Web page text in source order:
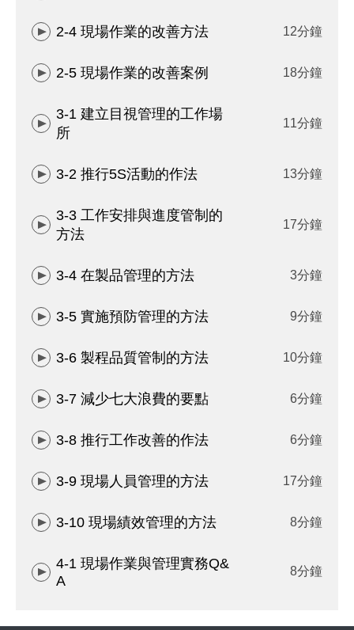
2-4 現場作業的改善方法 12分鐘
2-5 現場作業的改善案例 18分鐘
3-1 建立目視管理的工作場
所
11分鐘
3-2 推行5S活動的作法 13分鐘
3-3 工作安排與進度管制的
方法
17分鐘
3-4 在製品管理的方法 3分鐘
3-5 實施預防管理的方法 9分鐘
3-6 製程品質管制的方法 10分鐘
3-7 減少七大浪費的要點 6分鐘
3-8 推行工作改善的作法 6分鐘
3-9 現場人員管理的方法 17分鐘
3-10 現場績效管理的方法 8分鐘
4-1 現場作業與管理實務Q&
A
8分鐘